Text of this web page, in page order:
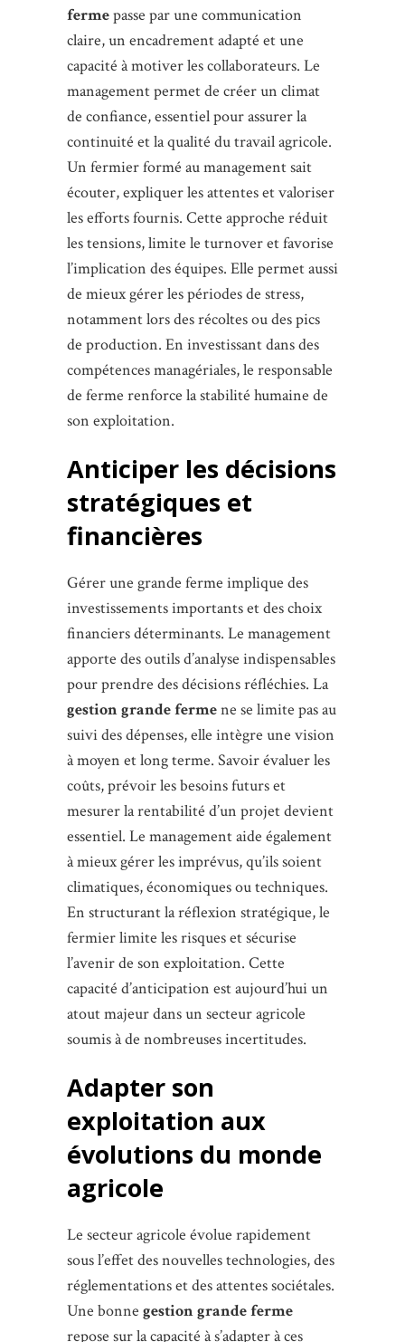
fermepasse par une communication
claire, un encadrement adapté et une
capacité à motiver les collaborateurs. Le
management permet de créer un climat
de confiance, essentiel pour assurer la
continuité et la qualité du travail agricole.
Un fermier formé au management sait
écouter, expliquer les attentes et valoriser
les efforts fournis. Cette approche réduit
les tensions, limite le turnover et favorise
l’implication des équipes. Elle permet aussi
de mieux gérer les périodes de stress,
notamment lors des récoltes ou des pics
de production. En investissant dans des
compétences managériales, le responsable
de ferme renforce la stabilité humaine de
son exploitation.
Anticiper les décisions
stratégiques et
financières
Gérer une grande ferme implique des
investissements importants et des choix
financiers déterminants. Le management
apporte des outils d’analyse indispensables
pour prendre des décisions réfléchies. La
gestion grande fermene se limite pas au
suivi des dépenses, elle intègre une vision
à moyen et long terme. Savoir évaluer les
coûts, prévoir les besoins futurs et
mesurer la rentabilité d’un projet devient
essentiel. Le management aide également
à mieux gérer les imprévus, qu’ils soient
climatiques, économiques ou techniques.
En structurant la réflexion stratégique, le
fermier limite les risques et sécurise
l’avenir de son exploitation. Cette
capacité d’anticipation est aujourd’hui un
atout majeur dans un secteur agricole
soumis à de nombreuses incertitudes.
Adapter son
exploitation aux
évolutions du monde
agricole
Le secteur agricole évolue rapidement
sous l’effet des nouvelles technologies, des
réglementations et des attentes sociétales.
Une bonne gestion grande ferme
repose sur la capacité à s’adapter à ces